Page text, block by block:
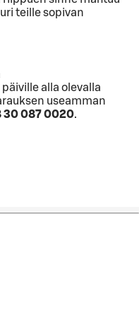
teille sopivan
alla olevalla
useamman
30 087 0020.